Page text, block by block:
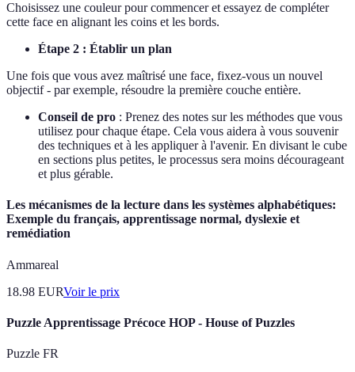
Choisissez une couleur pour commencer et essayez de compléter
cette face en alignant les coins et les bords.
Étape 2 : Établir un plan
Une fois que vous avez maîtrisé une face, fixez-vous un nouvel
objectif - par exemple, résoudre la première couche entière.
Conseil de pro : Prenez des notes sur les méthodes que vous
utilisez pour chaque étape. Cela vous aidera à vous souvenir
des techniques et à les appliquer à l'avenir. En divisant le cube
en sections plus petites, le processus sera moins décourageant
et plus gérable.
Les mécanismes de la lecture dans les systèmes alphabétiques:
Exemple du français, apprentissage normal, dyslexie et
remédiation
Ammareal
18.98 EURVoir le prix
Puzzle Apprentissage Précoce HOP - House of Puzzles
Puzzle FR